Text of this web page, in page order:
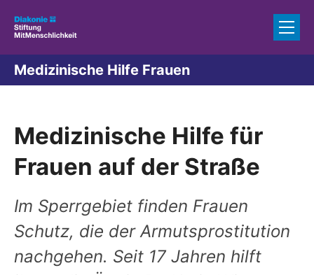
Medizinische Hilfe Frauen
Medizinische Hilfe für
Frauen auf der Straße
Im Sperrgebiet finden Frauen
Schutz, die der Armutsprostitution
nachgehen. Seit 17 Jahren hilft